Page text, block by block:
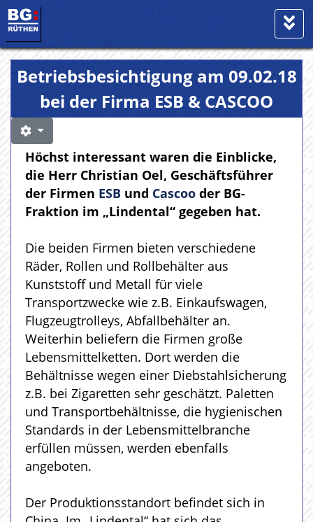
Betriebsbesichtigung am 09.02.18
bei der Firma ESB & CASCOO
Höchst interessant waren die Einblicke,
die Herr Christian Oel, Geschäftsführer
der Firmen ESB und Cascoo der BG-
Fraktion im „Lindental“ gegeben hat.
Die beiden Firmen bieten verschiedene
Räder, Rollen und Rollbehälter aus
Kunststoff und Metall für viele
Transportzwecke wie z.B. Einkaufswagen,
Flugzeugtrolleys, Abfallbehälter an.
Weiterhin beliefern die Firmen große
Lebensmittelketten. Dort werden die
Behältnisse wegen einer Diebstahlsicherung
z.B. bei Zigaretten sehr geschätzt. Paletten
und Transportbehältnisse, die hygienischen
Standards in der Lebensmittelbranche
erfüllen müssen, werden ebenfalls
angeboten.
Der Produktionsstandort befindet sich in